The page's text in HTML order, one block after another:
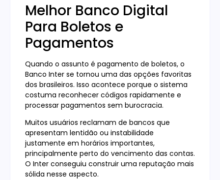
Melhor Banco Digital
Para Boletos e
Pagamentos
Quando o assunto é pagamento de boletos, o
Banco Inter se tornou uma das opções favoritas
dos brasileiros. Isso acontece porque o sistema
costuma reconhecer códigos rapidamente e
processar pagamentos sem burocracia.
Muitos usuários reclamam de bancos que
apresentam lentidão ou instabilidade
justamente em horários importantes,
principalmente perto do vencimento das contas.
O Inter conseguiu construir uma reputação mais
sólida nesse aspecto.